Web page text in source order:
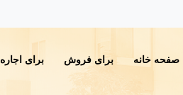
صفحه خانه برای فروش برای اجاره